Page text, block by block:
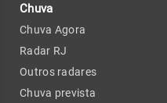
Chuva
Chuva Agora
Radar RJ
Outros radares
Chuva prevista